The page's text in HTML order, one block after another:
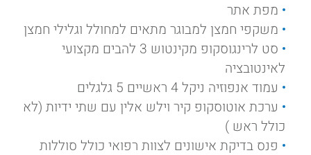
מפת אתר
משקפי חמצן למבוגר מתאים למחולל וגלילי חמצן
סט לרינגוסקופ מקינטוש 3 להבים מקצועי
לאינטובציה
עמוד אנפוזיה ניקל 4 ראשיים 5 גלגלים
ערכת אוטוסקופ קיר וילש אלין עם שתי ידיות (לא
כולל ראש )
פנס בדיקת אישונים לצוות רפואי כולל סוללות